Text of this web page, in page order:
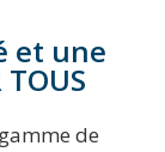
et une
de